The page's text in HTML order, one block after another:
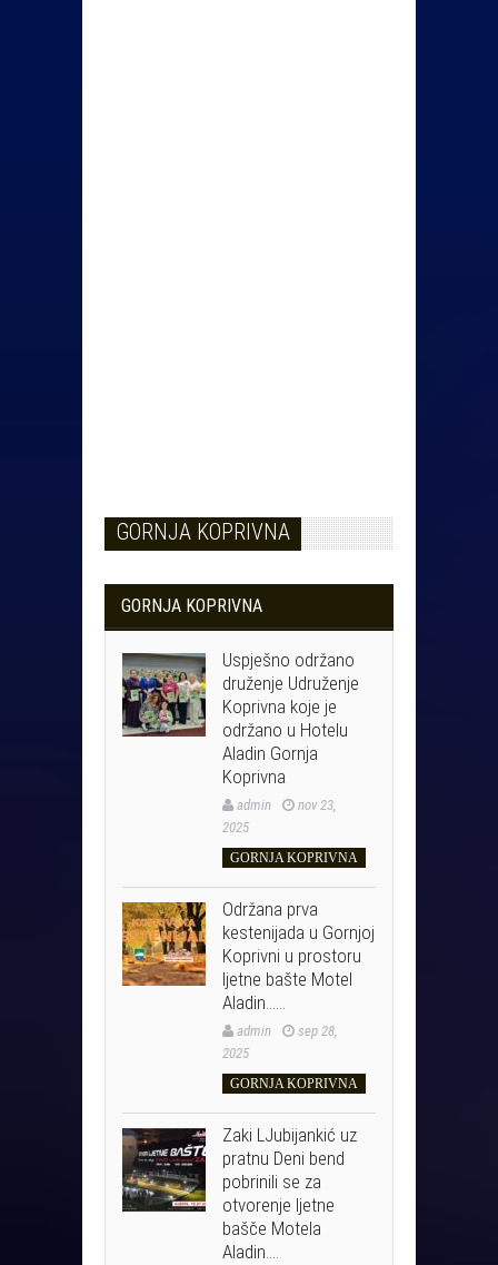
GORNJA KOPRIVNA
GORNJA KOPRIVNA
Uspješno održano
druženje Udruženje
Koprivna koje je
održano u Hotelu
Aladin Gornja
Koprivna
admin
nov 23,
2025
GORNJA KOPRIVNA
Održana prva
kestenijada u Gornjoj
Koprivni u prostoru
ljetne bašte Motel
Aladin……
admin
sep 28,
2025
GORNJA KOPRIVNA
Zaki LJubijankić uz
pratnu Deni bend
pobrinili se za
otvorenje ljetne
bašče Motela
Aladin….